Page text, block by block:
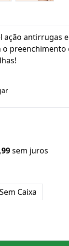
ação antirrugas
preenchimento
sem juros
Sem Caixa